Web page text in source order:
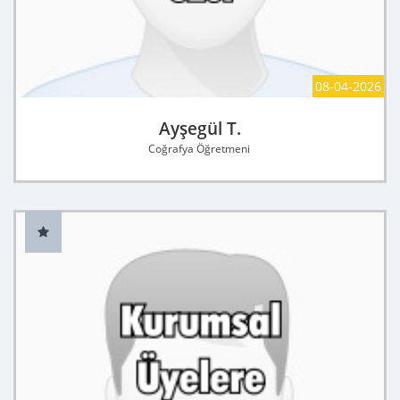
08-04-2026
Ayşegül T.
Coğrafya Öğretmeni